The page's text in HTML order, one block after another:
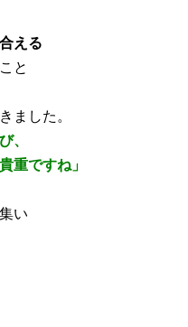
える
と
ました。
、
重ですね」
い